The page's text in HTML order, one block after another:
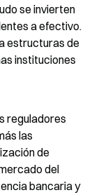
se invierten
a efectivo.
estructuras de
instituciones
reguladores
las
de
del
bancaria y